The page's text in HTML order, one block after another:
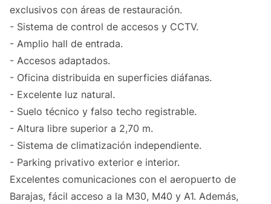
exclusivos con áreas de restauración.
- Sistema de control de accesos y CCTV.
- Amplio hall de entrada.
- Accesos adaptados.
- Oficina distribuida en superficies diáfanas.
- Excelente luz natural.
- Suelo técnico y falso techo registrable.
- Altura libre superior a 2,70 m.
- Sistema de climatización independiente.
- Parking privativo exterior e interior.
Excelentes comunicaciones con el aeropuerto de
Barajas, fácil acceso a la M30, M40 y A1. Además,